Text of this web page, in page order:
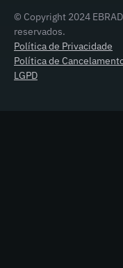
© Copyright 2024
reservados.
Política de Privacidade
Política de
LGPD